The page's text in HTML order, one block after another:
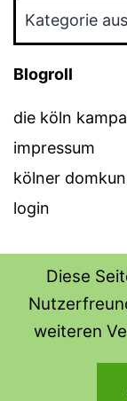
Blogroll
die köln
impressum
kölner
login
THE
Diese
weiteren